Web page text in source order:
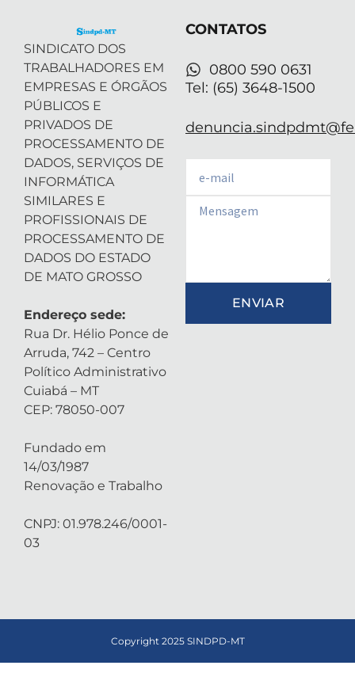
SINDICATO DOS
TRABALHADORES EM
EMPRESAS E ÓRGÃOS
PÚBLICOS E
PRIVADOS DE
PROCESSAMENTO DE
DADOS, SERVIÇOS DE
INFORMÁTICA
SIMILARES E
PROFISSIONAIS DE
PROCESSAMENTO DE
DADOS DO ESTADO
DE MATO GROSSO
Endereço sede:
Rua Dr. Hélio Ponce de
Arruda, 742 – Centro
Político Administrativo
Cuiabá – MT
CEP: 78050-007
Fundado em
14/03/1987
Renovação e Trabalho
CNPJ: 01.978.246/0001-
03
CONTATOS
0800 590 0631
Tel: (65) 3648-1500
Email
ENVIAR
Copyright 2025 SINDPD-MT